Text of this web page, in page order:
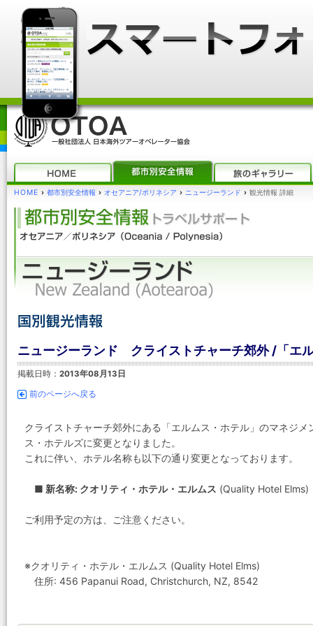
HOME › 都市別安全情報 › オセアニア/ポリネシア › ニュージーランド › 観光情報 詳細
ニュージーランド クライストチャーチ郊外 /「エ
掲載日時： 2013年08月13日
前のページへ戻る
クライストチャーチ郊外にある「エルムス・ホテル」のマネジ
ス・ホテルズに変更となりました。
これに伴い、ホテル名称も以下の通り変更となっております。
■ 新名称: クオリティ・ホテル・エルムス (Quality Hotel Elms)
ご利用予定の方は、ご注意ください。
※クオリティ・ホテル・エルムス (Quality Hotel Elms)
住所: 456 Papanui Road, Christchurch, NZ, 8542